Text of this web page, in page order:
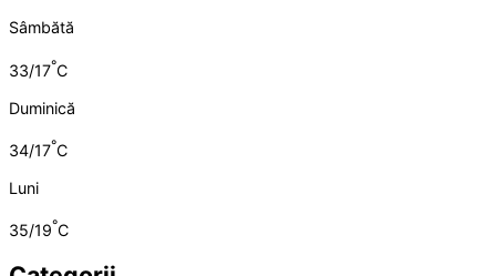
Sâmbătă
33/17°C
Duminică
34/17°C
Luni
35/19°C